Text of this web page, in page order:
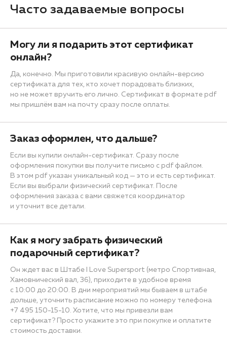
Часто задаваемые вопросы
Могу ли я подарить этот сертификат
онлайн?
Да, конечно. Мы приготовили красивую онлайн-версию
сертификата для тех, кто хочет порадовать близких,
но не может вручить его лично. Сертификат в формате pdf
мы пришлём вам на почту сразу после оплаты.
Заказ оформлен, что дальше?
Если вы купили онлайн-сертификат. Сразу после
оформления покупки вы получите письмо с pdf файлом.
В этом pdf указан уникальный код — это и есть сертификат.
Если вы выбрали физический сертификат. После
оформления заказа с вами свяжется координатор
и уточнит все детали.
Как я могу забрать физический
подарочный сертификат?
Он ждет вас в Штабе I Love Supersport (метро Спортивная,
Хамовнический вал, 36), приходите в удобное время
с 10:00 до 20:00. В дни мероприятий мы бываем в штабе
дольше, уточнить расписание можно по номеру телефона
+7 495 150-15-10. Хотите, что мы привезли вам
сертификат? Просто укажите это при покупке и оплатите
стоимость доставки.